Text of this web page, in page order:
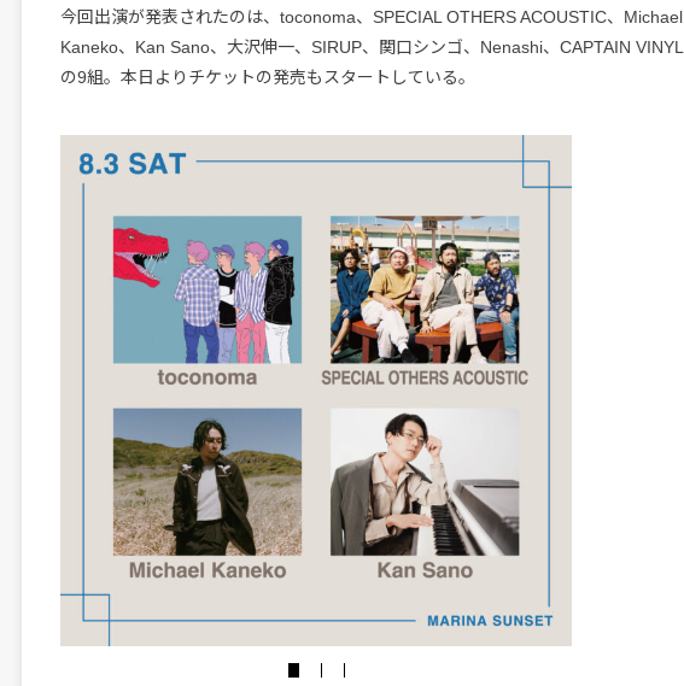
今回出演が発表されたのは、toconoma、SPECIAL OTHERS ACOUSTIC、Michael
Kaneko、Kan Sano、大沢伸一、SIRUP、関口シンゴ、Nenashi、CAPTAIN VINYL
の9組。本日よりチケットの発売もスタートしている。